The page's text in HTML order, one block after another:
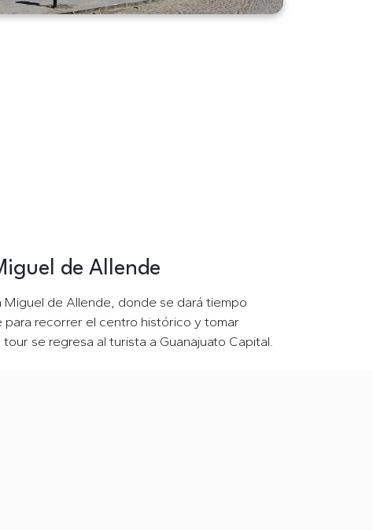
de Allende
de Allende
Miguel de Allende, donde se dará tiempo
para recorrer el centro histórico y tomar
se regresa al turista a Guanajuato Capital.